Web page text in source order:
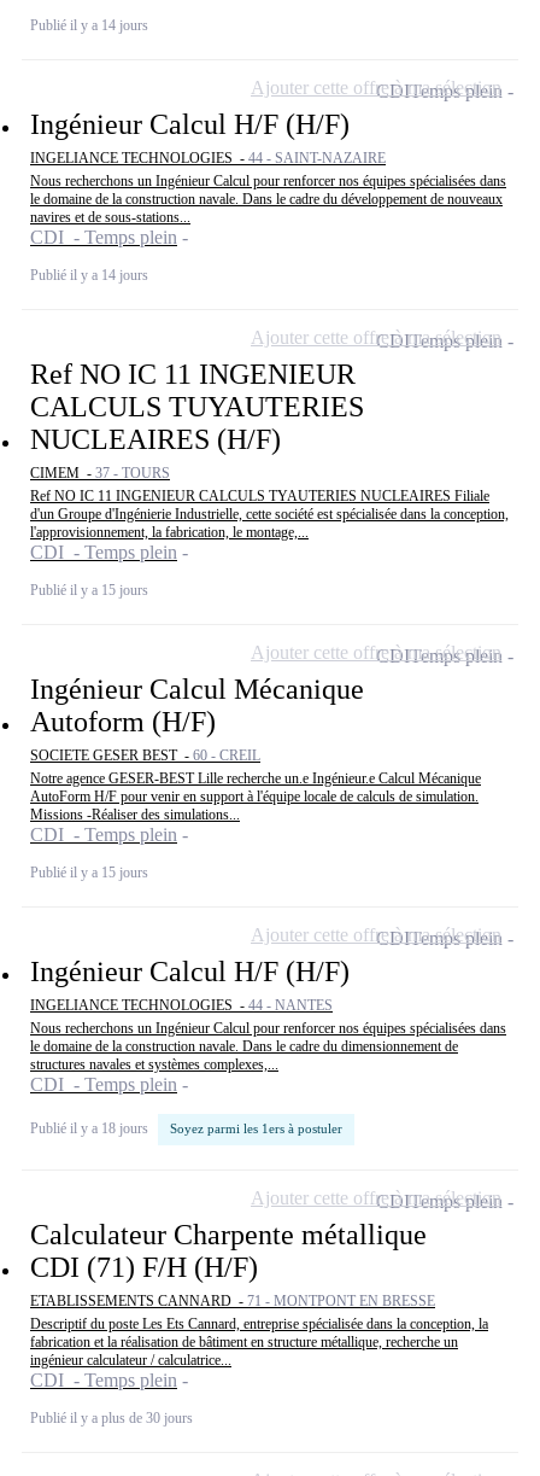
Publié il y a 14 jours
Ingénieur Calcul H/F (H/F)
INGELIANCE TECHNOLOGIES - 44 - SAINT-NAZAIRE
Nous recherchons un Ingénieur Calcul pour renforcer nos équipes spécialisées dans
le domaine de la construction navale. Dans le cadre du développement de nouveaux
navires et de sous-stations...
CDI - Temps plein
Publié il y a 14 jours
CDITemps plein
Ajouter cette offre à ma sélection
Ref NO IC 11 INGENIEUR
CALCULS TUYAUTERIES
NUCLEAIRES (H/F)
CIMEM - 37 - TOURS
Ref NO IC 11 INGENIEUR CALCULS TYAUTERIES NUCLEAIRES Filiale
d'un Groupe d'Ingénierie Industrielle, cette société est spécialisée dans la conception,
l'approvisionnement, la fabrication, le montage,...
CDI - Temps plein
Publié il y a 15 jours
CDITemps plein
Ajouter cette offre à ma sélection
Ingénieur Calcul Mécanique
Autoform (H/F)
SOCIETE GESER BEST - 60 - CREIL
Notre agence GESER-BEST Lille recherche un.e Ingénieur.e Calcul Mécanique
AutoForm H/F pour venir en support à l'équipe locale de calculs de simulation.
Missions -Réaliser des simulations...
CDI - Temps plein
Publié il y a 15 jours
CDITemps plein
Ajouter cette offre à ma sélection
Ingénieur Calcul H/F (H/F)
INGELIANCE TECHNOLOGIES - 44 - NANTES
Nous recherchons un Ingénieur Calcul pour renforcer nos équipes spécialisées dans
le domaine de la construction navale. Dans le cadre du dimensionnement de
structures navales et systèmes complexes,...
CDI - Temps plein
Publié il y a 18 jours Soyez parmi les 1ers à postuler
CDITemps plein
Ajouter cette offre à ma sélection
Calculateur Charpente métallique
CDI (71) F/H (H/F)
ETABLISSEMENTS CANNARD - 71 - MONTPONT EN BRESSE
Descriptif du poste Les Ets Cannard, entreprise spécialisée dans la conception, la
fabrication et la réalisation de bâtiment en structure métallique, recherche un
ingénieur calculateur / calculatrice...
CDI - Temps plein
Publié il y a plus de 30 jours
CDITemps plein
Ajouter cette offre à ma sélection